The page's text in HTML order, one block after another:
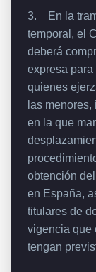
3. En la
temporal, el
deberá
expresa
quienes
las
en la que
obtención
en España,
titulares de
vigencia que
tengan